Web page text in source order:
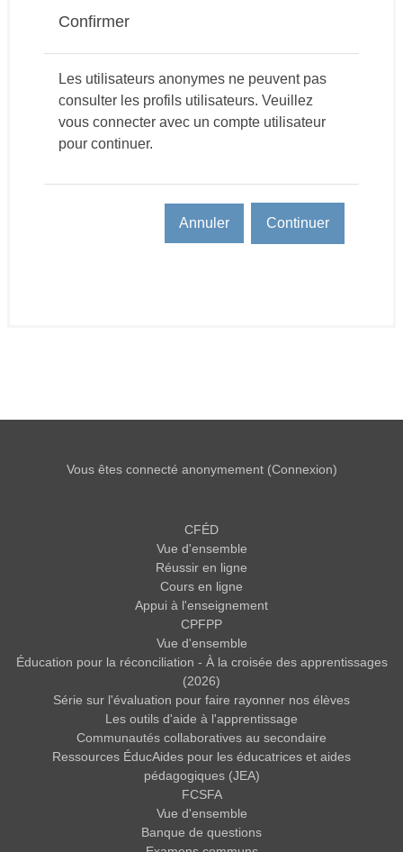
Confirmer
Les utilisateurs anonymes ne peuvent pas
consulter les profils utilisateurs. Veuillez
vous connecter avec un compte utilisateur
pour continuer.
Annuler Continuer
Vous êtes connecté anonymement (Connexion)
CFÉD
Vue d'ensemble
Réussir en ligne
Cours en ligne
Appui à l'enseignement
CPFPP
Vue d'ensemble
Éducation pour la réconciliation - À la croisée des apprentissages
(2026)
Série sur l'évaluation pour faire rayonner nos élèves
Les outils d'aide à l'apprentissage
Communautés collaboratives au secondaire
Ressources ÉducAides pour les éducatrices et aides
pédagogiques (JEA)
FCSFA
Vue d'ensemble
Banque de questions